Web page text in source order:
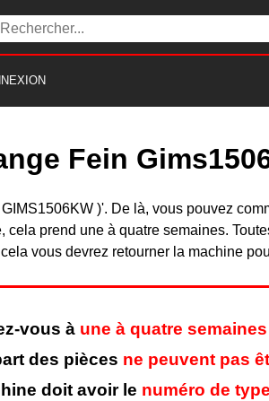
Fein
)'. De là, vous pouvez
prend une à quatre semaines.
vous devrez retourner la machine
vous à une à quatre semaines
des pièces ne peuvent pas
doit avoir le numéro de